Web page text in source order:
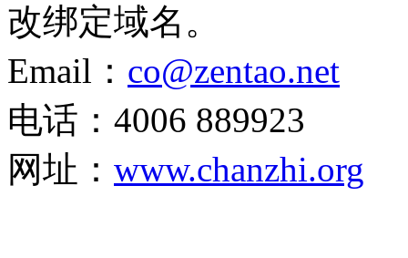
改绑定域名。
Email： co@zentao.net
电话：4006 889923
网址： www.chanzhi.org